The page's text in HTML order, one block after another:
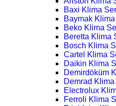
Baxi Klima
Baymak
Beko Klima
Beretta Klima
Bosch Klima
Cartel Klima
Daikin Klima
Demirdöküm
Demrad
Electrolux
Ferroli Klima